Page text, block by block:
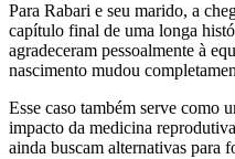
Para Rabari e seu marido, a
capítulo final de uma longa
agradeceram pessoalmente à
nascimento mudou
Esse caso também serve como
impacto da medicina
ainda buscam alternativas para